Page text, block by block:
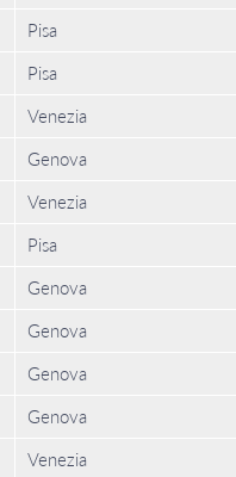
Pisa
Pisa
Venezia
Genova
Venezia
Pisa
Genova
Genova
Genova
Genova
Venezia